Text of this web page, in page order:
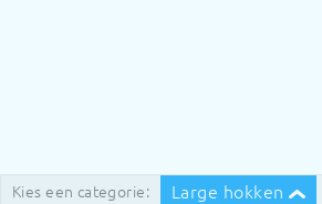
Kies een categorie: Large hokken